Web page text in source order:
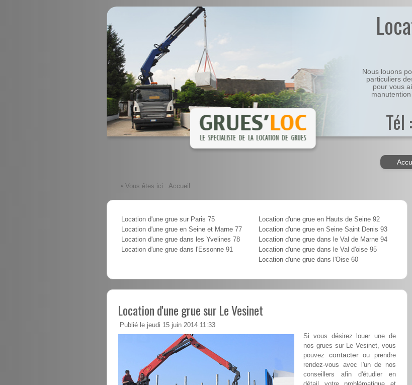
Nous louons
particuliers
pour vous
manutention
Tél
• Vous êtes ici : Accueil
Location d'une grue sur Paris 75
Location d'une grue en Seine et Marne 77
Location d'une grue dans les Yvelines 78
Location d'une grue dans l'Essonne 91
Location d'une grue en Hauts de Seine 92
Location d'une grue en Seine Saint Denis 93
Location d'une grue dans le Val de Marne 94
Location d'une grue dans le Val d'oise 95
Location d'une grue dans l'Oise 60
Location d'une grue sur Le Vesinet
Publié le jeudi 15 juin 2014 11:33
Si vous désirez louer une de
nos grues sur Le Vesinet, vous
pouvez contacterou prendre
rendez-vous avec l'un de nos
conseillers afin d'étudier en